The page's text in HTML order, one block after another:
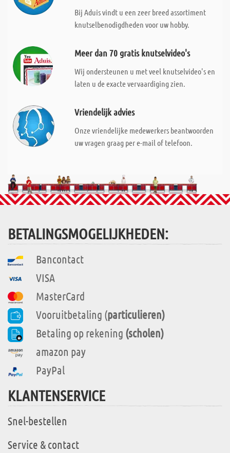
Bij Aduis vindt u een zeer breed assortiment
knutselbenodigdheden voor uw hobby.
Meer dan 70 gratis knutselvideo's
Wij ondersteunen u met veel knutselvideo's en
laten u de exacte vervaardiging zien.
Vriendelijk advies
Onze vriendelijke medewerkers beantwoorden
uw vragen graag per e-mail of telefoon.
BETALINGSMOGELIJKHEDEN:
Bancontact
VISA
MasterCard
Vooruitbetaling (particulieren)
Betaling op rekening (scholen)
amazon pay
PayPal
KLANTENSERVICE
Snel-bestellen
Service & contact